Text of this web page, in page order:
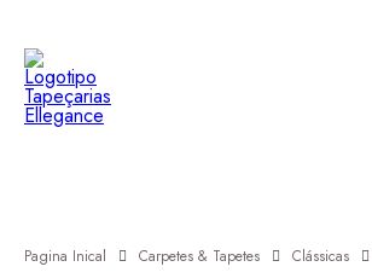
Pagina Inical Carpetes & Tapetes Clássicas